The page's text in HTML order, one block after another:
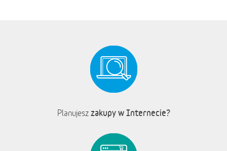
Planujesz zakupy w Internecie?